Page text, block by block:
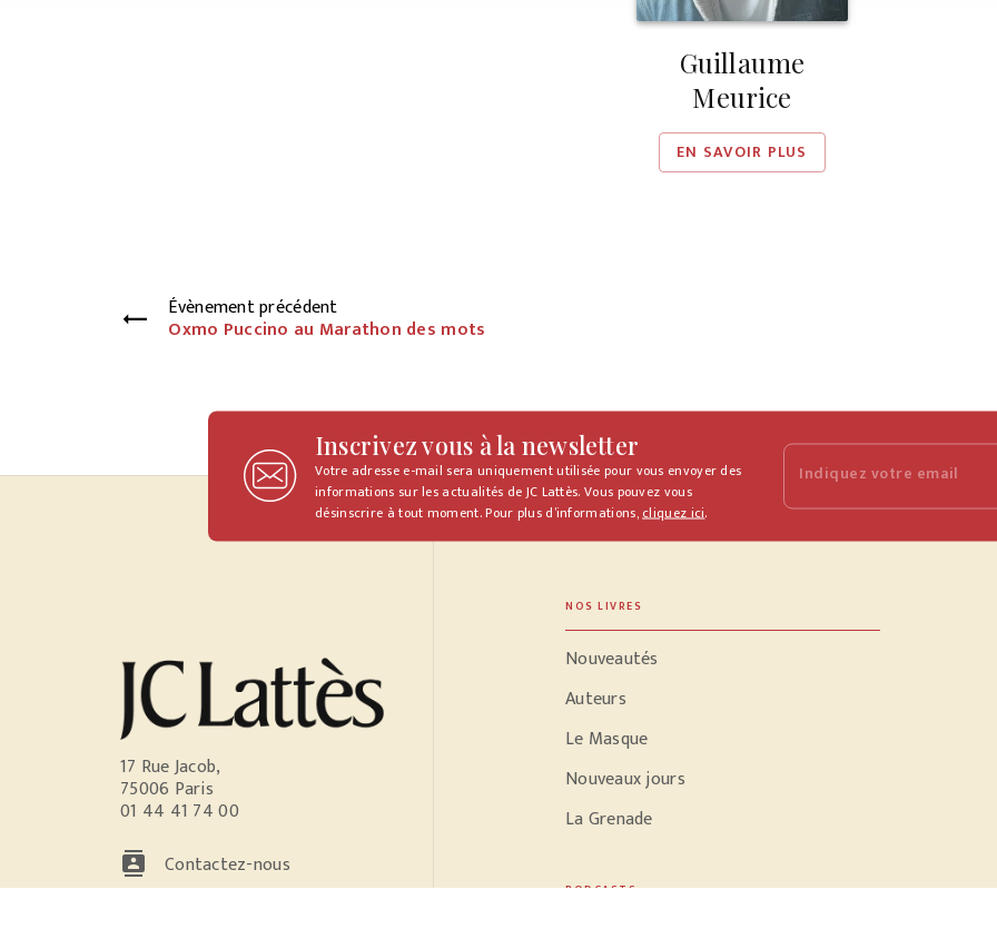
Guillaume
Meurice
EN SAVOIR PLUS
Évènement précédent
Oxmo Puccino au Marathon des mots
Inscrivez vous à la newsletter
Votre adresse e-mail sera uniquement utilisée pour vous envoyer des
informations sur les actualités de JC Lattès. Vous pouvez vous
désinscrire à tout moment. Pour plus d’informations,cliquez ici.
Indiquez votre email
17 Rue Jacob,
75006 Paris
01 44 41 74 00
contacts Contactez-nous
NOS LIVRES
Nouveautés
Auteurs
Le Masque
Nouveaux jours
La Grenade
PODCASTS